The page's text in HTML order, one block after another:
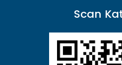
Scan